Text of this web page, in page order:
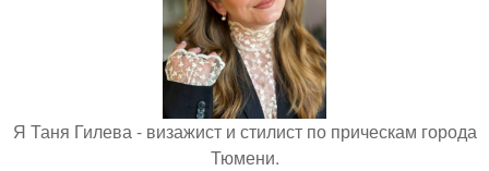
Я Таня Гилева - визажист и стилист по прическам города
Тюмени.